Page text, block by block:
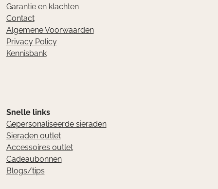
Garantie en klachten
Contact
Algemene Voorwaarden
Privacy Policy
Kennisbank
Snelle links
Gepersonaliseerde sieraden
Sieraden outlet
Accessoires outlet
Cadeaubonnen
Blogs/tips